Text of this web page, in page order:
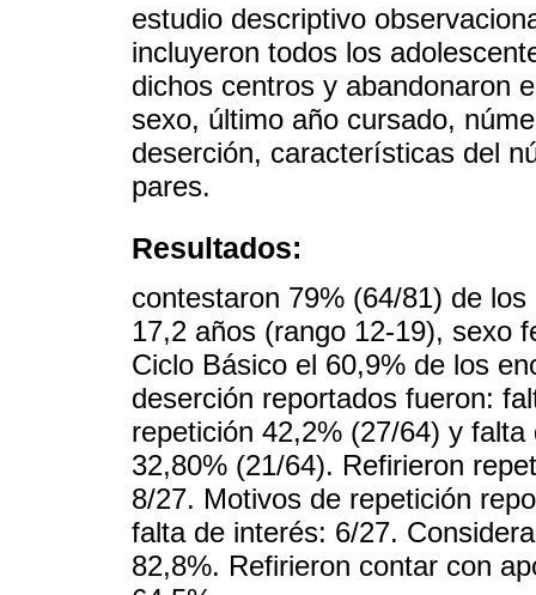
estudio descriptivo
incluyeron todos los
dichos centros y abandonaron
sexo, último año cursado,
deserción, características del
pares.
Resultados:
contestaron 79% (64/81) de
17,2 años (rango 12-19), sexo
Ciclo Básico el 60,9% de los
deserción reportados fueron:
repetición 42,2% (27/64) y
32,80% (21/64). Refirieron
8/27. Motivos de repetición
falta de interés: 6/27.
82,8%. Refirieron contar con